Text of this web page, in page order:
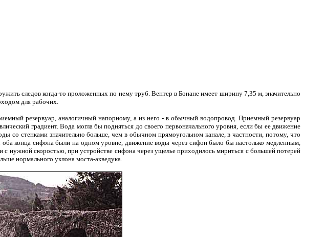
следов когда-то проложенных по нему труб. Вентер в Бонане имеет ширину 7,35 м, значительно
для рабочих.
резервуар, аналогичный напорному, а из него - в обычный водопровод. Приемный резервуар
градиент. Вода могла бы подняться до своего первоначального уровня, если бы ее движение
со стенками значительно больше, чем в обычном прямоугольном канале, в частности, потому, что
оба конца сифона были на одном уровне, движение воды через сифон было бы настолько медленным,
нужной скоростью, при устройстве сифона через ущелье приходилось мириться с большей потерей
нормального уклона моста-акведука.